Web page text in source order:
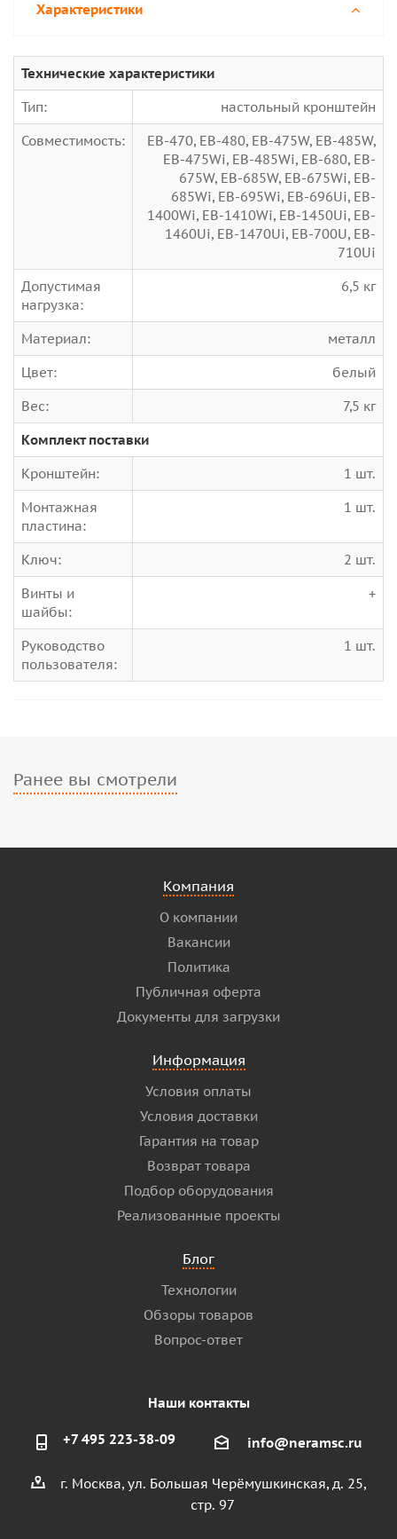
Характеристики
Технические характеристики
Тип:
настольный кронштейн
Совместимость:
EB-470, EB-480, EB-475W, EB-485W,
EB-475Wi, EB-485Wi, EB-680, EB-
675W, EB-685W, EB-675Wi, EB-
685Wi, EB-695Wi, EB-696Ui, EB-
1400Wi, EB-1410Wi, EB-1450Ui, EB-
1460Ui, EB-1470Ui, EB-700U, EB-
710Ui
Допустимая
нагрузка:
6,5 кг
Материал:
металл
Цвет:
белый
Вес:
7,5 кг
Комплект поставки
Кронштейн:
1 шт.
Монтажная
пластина:
1 шт.
Ключ:
2 шт.
Винты и
шайбы:
+
Руководство
пользователя:
1 шт.
Ранее вы смотрели
Компания
О компании
Вакансии
Политика
Публичная оферта
Документы для загрузки
Информация
Условия оплаты
Условия доставки
Гарантия на товар
Возврат товара
Подбор оборудования
Реализованные проекты
Блог
Технологии
Обзоры товаров
Вопрос-ответ
Наши контакты
+7 495 223-38-09 info@neramsc.ru
г. Москва, ул. Большая Черёмушкинская, д. 25,
стр. 97